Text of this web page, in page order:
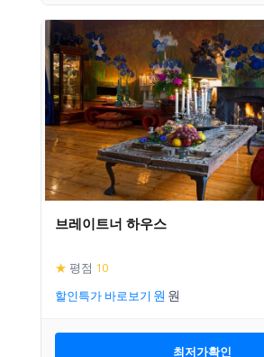
브레이트너 하우스
★ 평점 10
할인특가 바로보기
최저가확인